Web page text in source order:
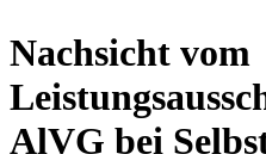
Nachsicht vom
AlVG bei